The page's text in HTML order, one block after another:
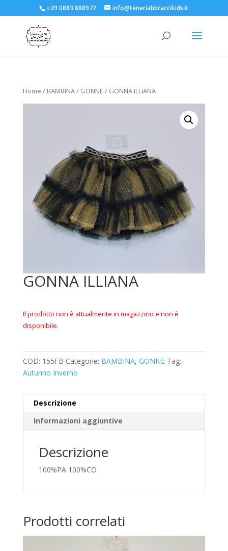
+39 0883 888972 info@teneriabbraccikids.it
Home / BAMBINA/ GONNE / GONNA ILLIANA
GONNA ILLIANA
Il prodotto non è attualmente in magazzino e non è
disponibile.
COD: 155FB Categorie: BAMBINA, GONNE Tag:
Autunno Inverno
Descrizione
Informazioni aggiuntive
Descrizione
100%PA 100%CO
Prodotti correlati